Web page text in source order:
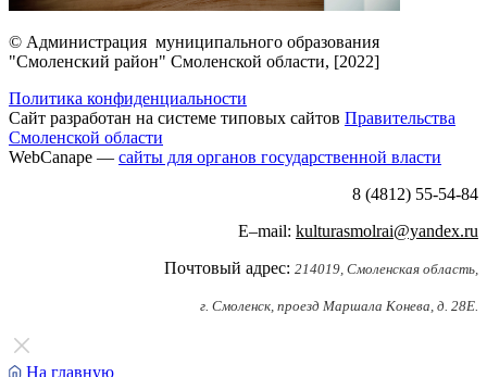
© Администрация муниципального образования
"Смоленский район" Смоленской области, [2022]
Политика конфиденциальности
Сайт разработан на системе типовых сайтов Правительства
Смоленской области
WebCanape — сайты для органов государственной власти
8 (4812) 55-54-84
E–mail: kulturasmolrai@yandex.ru
Почтовый адрес: 214019, Смоленская область,
г. Смоленск, проезд Маршала Конева, д. 28Е.
На главную